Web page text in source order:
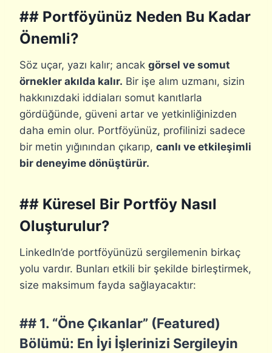
## Portföyünüz Neden Bu Kadar
Önemli?
Söz uçar, yazı kalır; ancak görsel ve somut
örnekler akılda kalır. Bir işe alım uzmanı, sizin
hakkınızdaki iddiaları somut kanıtlarla
gördüğünde, güveni artar ve yetkinliğinizden
daha emin olur. Portföyünüz, profilinizi sadece
bir metin yığınından çıkarıp, canlı ve etkileşimli
bir deneyime dönüştürür.
## Küresel Bir Portföy Nasıl
Oluşturulur?
LinkedIn’de portföyünüzü sergilemenin birkaç
yolu vardır. Bunları etkili bir şekilde birleştirmek,
size maksimum fayda sağlayacaktır:
## 1. “Öne Çıkanlar” (Featured)
Bölümü: En İyi İşlerinizi Sergileyin